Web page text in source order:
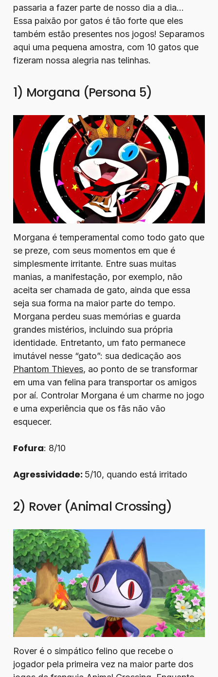
passaria a fazer parte de nosso dia a dia…
Essa paixão por gatos é tão forte que eles
também estão presentes nos jogos! Separamos
aqui uma pequena amostra, com 10 gatos que
fizeram nossa alegria nas telinhas.
1) Morgana (Persona 5)
Morgana é temperamental como todo gato que
se preze, com seus momentos em que é
simplesmente irritante. Entre suas muitas
manias, a manifestação, por exemplo, não
aceita ser chamada de gato, ainda que essa
seja sua forma na maior parte do tempo.
Morgana perdeu suas memórias e guarda
grandes mistérios, incluindo sua própria
identidade. Entretanto, um fato permanece
imutável nesse “gato”: sua dedicação aos
Phantom Thieves, ao ponto de se transformar
em uma van felina para transportar os amigos
por aí. Controlar Morgana é um charme no jogo
e uma experiência que os fãs não vão
esquecer.
Fofura: 8/10
Agressividade: 5/10, quando está irritado
2) Rover (Animal Crossing)
Rover é o simpático felino que recebe o
jogador pela primeira vez na maior parte dos